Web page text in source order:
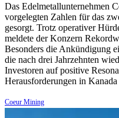
Das Edelmetallunternehmen
vorgelegten Zahlen für das
gesorgt. Trotz operativer
meldete der Konzern
Besonders die Ankündigung
die nach drei Jahrzehnten
Investoren auf positive
Herausforderungen in
Coeur Mining